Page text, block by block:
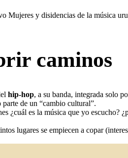
Mujeres y disidencias de la música
caminos
hip-hop, a su banda, integrada solo
de un “cambio cultural”.
¿cuál es la música que yo escucho?
lugares se empiecen a copar